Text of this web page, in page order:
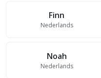
Finn
Nederlands
Noah
Nederlands